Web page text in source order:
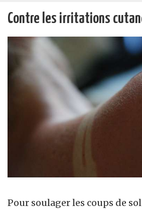
Contre les irritations
Pour soulager les coups de